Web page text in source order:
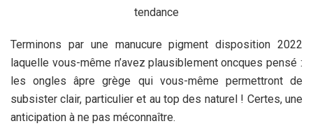
Terminons par une manucure pigment disposition 2022
laquelle vous-même n’avez plausiblement oncques pensé :
les ongles âpre grège qui vous-même permettront de
subsister clair, particulier et au top des naturel ! Certes, une
anticipation à ne pas méconnaître.